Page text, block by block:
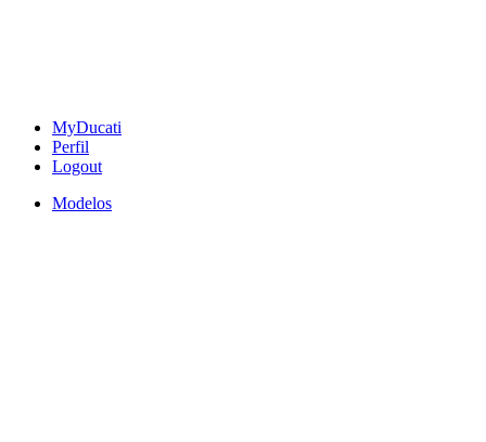
MyDucati
Perfil
Logout
Modelos